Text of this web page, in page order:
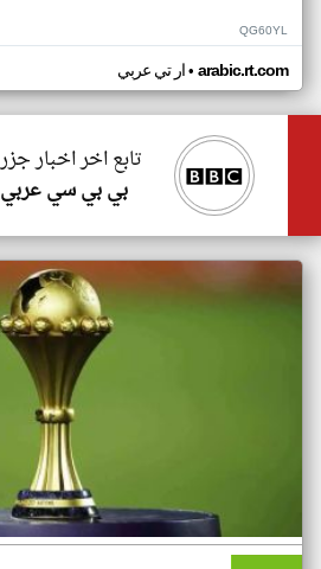
QG60YL
ار تي عربي• arabic.rt.com
تابع اخر اخبار
بي بي سي عربي